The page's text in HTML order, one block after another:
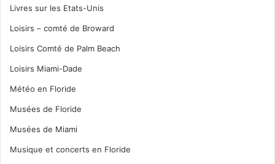
Livres sur les Etats-Unis
Loisirs – comté de Broward
Loisirs Comté de Palm Beach
Loisirs Miami-Dade
Météo en Floride
Musées de Floride
Musées de Miami
Musique et concerts en Floride